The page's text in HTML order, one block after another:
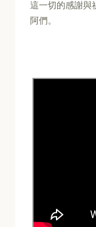
這一切的感謝與
阿們。